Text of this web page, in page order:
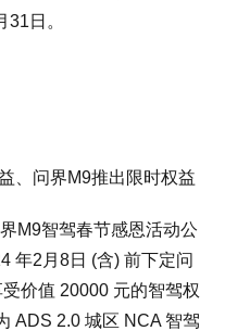
日。
、问界M9推出限时权益
M9智驾春节感恩活动公
年2月8日 (含) 前下定问
价值 20000 元的智驾权
ADS 2.0 城区 NCA 智驾